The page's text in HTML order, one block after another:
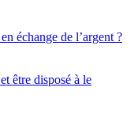
échange de l’argent ?
être disposé à le